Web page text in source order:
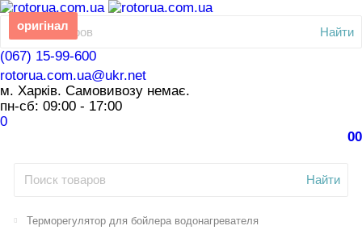
Найти
(067) 15-99-600
rotorua.com.ua@ukr.net
м. Харків. Самовивозу немає.
пн-сб: 09:00 - 17:00
0
00
Найти
Терморегулятор для бойлера водонагревателя
оригінал